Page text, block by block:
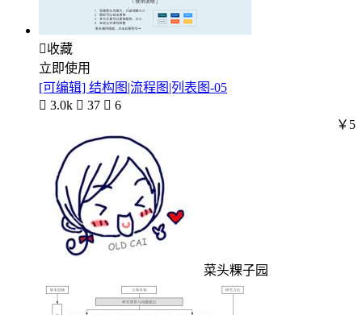
收藏
立即使用
[可编辑] 结构图|流程图|列表图-05
 3.0k  37  6
菜头粿子园
￥5